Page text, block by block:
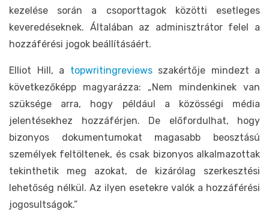
kezelése során a csoporttagok közötti esetleges
keveredéseknek. Általában az adminisztrátor felel a
hozzáférési jogok beállításáért.
Elliot Hill, a topwritingreviewsszakértője mindezt a
következőképp magyarázza: „Nem mindenkinek van
szüksége arra, hogy például a közösségi média
jelentésekhez hozzáférjen. De előfordulhat, hogy
bizonyos dokumentumokat magasabb beosztású
személyek feltöltenek, és csak bizonyos alkalmazottak
tekinthetik meg azokat, de kizárólag szerkesztési
lehetőség nélkül. Az ilyen esetekre valók a hozzáférési
jogosultságok.”